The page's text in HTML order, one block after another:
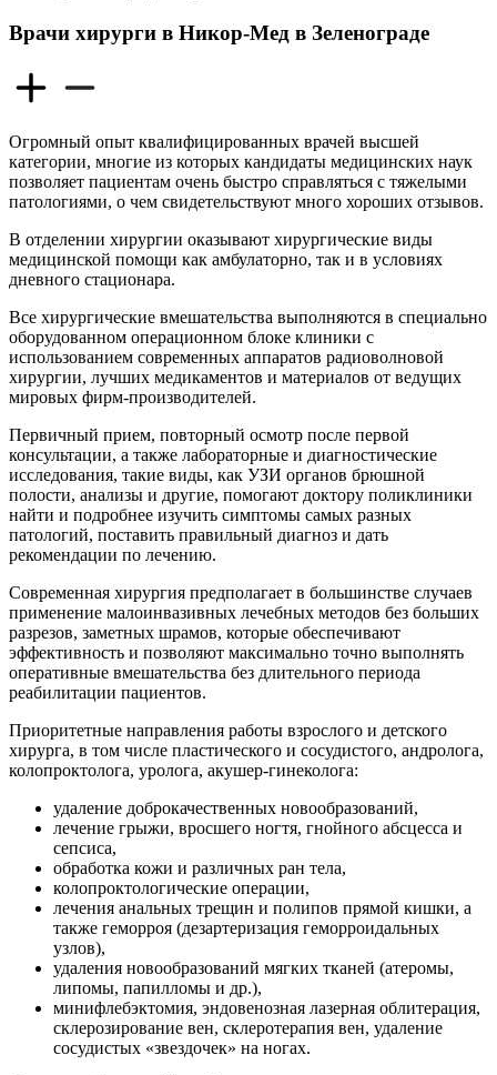
Врачи хирурги в Никор-Мед в Зеленограде
Огромный опыт квалифицированных врачей высшей
категории, многие из которых кандидаты медицинских наук
позволяет пациентам очень быстро справляться с тяжелыми
патологиями, о чем свидетельствуют много хороших отзывов.
В отделении хирургии оказывают хирургические виды
медицинской помощи как амбулаторно, так и в условиях
дневного стационара.
Все хирургические вмешательства выполняются в специально
оборудованном операционном блоке клиники с
использованием современных аппаратов радиоволновой
хирургии, лучших медикаментов и материалов от ведущих
мировых фирм-производителей.
Первичный прием, повторный осмотр после первой
консультации, а также лабораторные и диагностические
исследования, такие виды, как УЗИ органов брюшной
полости, анализы и другие, помогают доктору поликлиники
найти и подробнее изучить симптомы самых разных
патологий, поставить правильный диагноз и дать
рекомендации по лечению.
Современная хирургия предполагает в большинстве случаев
применение малоинвазивных лечебных методов без больших
разрезов, заметных шрамов, которые обеспечивают
эффективность и позволяют максимально точно выполнять
оперативные вмешательства без длительного периода
реабилитации пациентов.
Приоритетные направления работы взрослого и детского
хирурга, в том числе пластического и сосудистого, андролога,
колопроктолога, уролога, акушер-гинеколога:
удаление доброкачественных новообразований,
лечение грыжи, вросшего ногтя, гнойного абсцесса и
сепсиса,
обработка кожи и различных ран тела,
колопроктологические операции,
лечения анальных трещин и полипов прямой кишки, а
также геморроя (дезартеризация геморроидальных
узлов),
удаления новообразований мягких тканей (атеромы,
липомы, папилломы и др.),
минифлебэктомия, эндовенозная лазерная облитерация,
склерозирование вен, склеротерапия вен, удаление
сосудистых «звездочек» на ногах.